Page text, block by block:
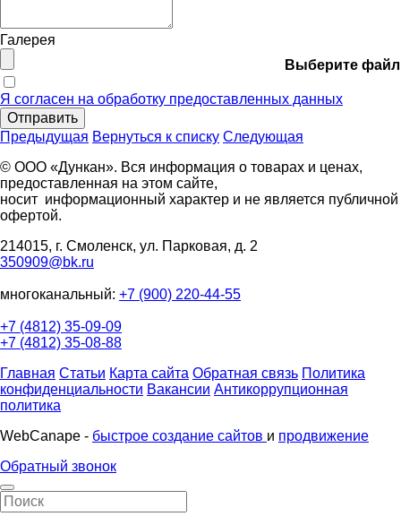
Галерея
Выберите файл
Я согласен на обработку предоставленных данных
Отправить
Предыдущая Вернуться к списку Следующая
© ООО «Дункан». Вся информация о товарах и ценах,
предоставленная на этом сайте,
носит информационный характер и не является публичной
офертой.
214015, г. Смоленск, ул. Парковая, д. 2
350909@bk.ru
многоканальный: +7 (900) 220-44-55
+7 (4812) 35-09-09
+7 (4812) 35-08-88
Главная Статьи Карта сайта Обратная связь Политика
конфиденциальности Вакансии Антикоррупционная
политика
WebCanape - быстрое создание сайтов и продвижение
Обратный звонок